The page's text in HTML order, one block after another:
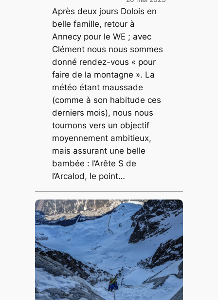
Après deux jours Dolois en
belle famille, retour à
Annecy pour le WE ; avec
Clément nous nous sommes
donné rendez-vous « pour
faire de la montagne ». La
météo étant maussade
(comme à son habitude ces
derniers mois), nous nous
tournons vers un objectif
moyennement ambitieux,
mais assurant une belle
bambée : l’Arête S de
l’Arcalod, le point…